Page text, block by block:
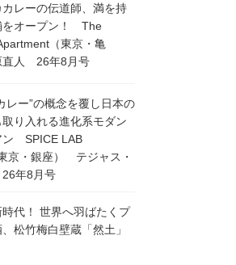
カレーの伝道師、満を持
をオープン！ The
（東京・亀
人 26年8月号
レー”の概念を覆し日本の
り入れる進化系モダン
ン SPICE LAB
京・銀座） テジャス・
年8月号
代！ 世界へ羽ばたくプ
松竹梅白壁蔵「然土」